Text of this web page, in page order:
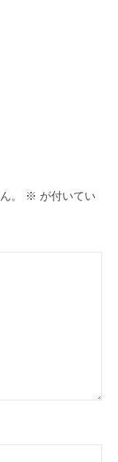
。 ※ が付いてい